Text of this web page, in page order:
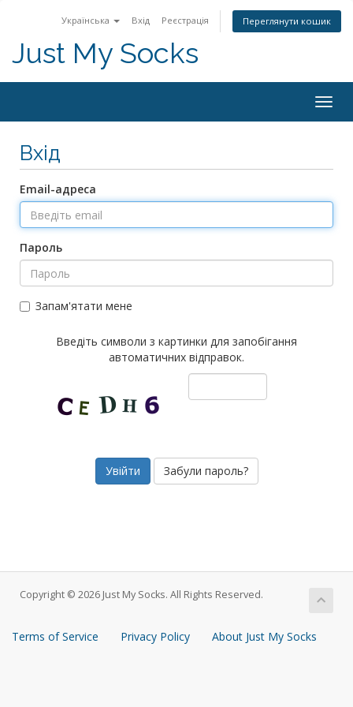
Українська Вхід Реєстрація Переглянути кошик
Just My Socks
Вхід
Email-адреса
Пароль
Запам'ятати мене
Введіть символи з картинки для запобігання
автоматичних відправок.
Забули пароль?
Copyright © 2026 Just My Socks. All Rights Reserved.
Terms of Service Privacy Policy About Just My Socks